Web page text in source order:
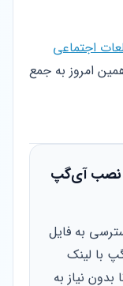
اجتماعی
امروز به جمع
نصب آی‌گپ
به فایل
با لینک
نیاز به